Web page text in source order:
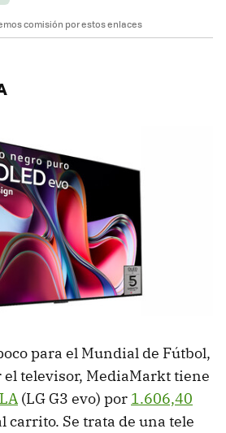
comisión por estos enlaces
para el Mundial de Fútbol,
televisor, MediaMarkt tiene
(LG G3 evo) por 1.606,40
carrito. Se trata de una tele